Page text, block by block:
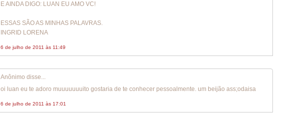
E AINDA DIGO: LUAN EU AMO VC!
ESSAS SÃO AS MINHAS PALAVRAS.
INGRID LORENA
6 de julho de 2011 às 11:49
Anônimo disse...
oi luan eu te adoro muuuuuuuito gostaria de te conhecer pessoalmente. um beijão ass;odaisa
6 de julho de 2011 às 17:01